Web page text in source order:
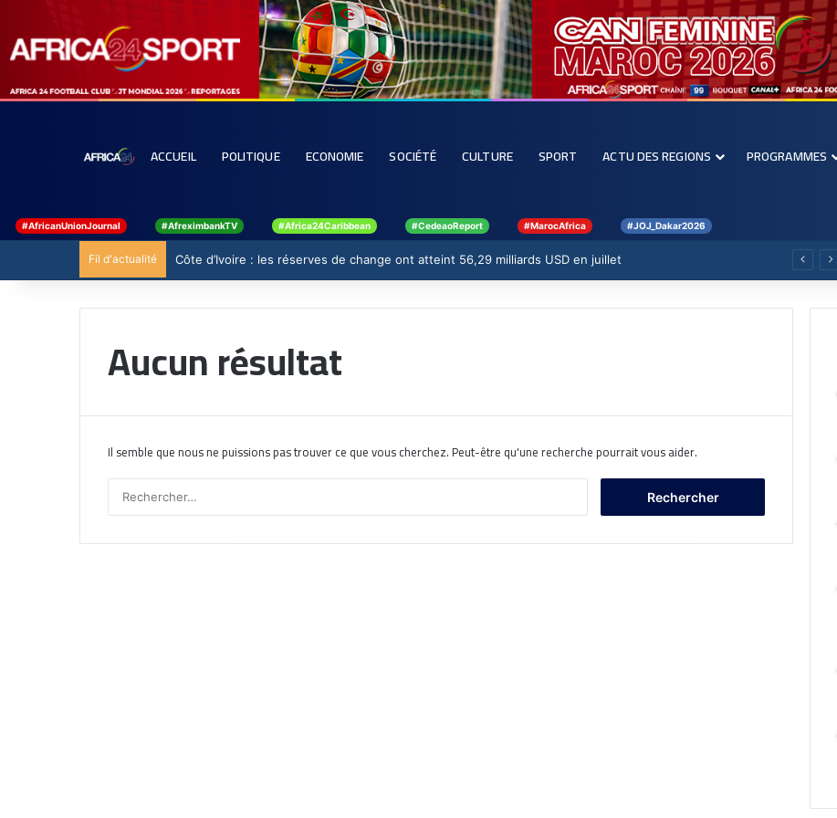
ACCUEIL POLITIQUE ECONOMIE SOCIÉTÉ CULTURE SPORT ACTU DES REGIONS PROGRAMMES
#AfricanUnionJournal #AfreximbankTV #Africa24Caribbean #CedeaoReport #MarocAfrica #JOJ_Dakar2026
Fil d'actualité Côte d’Ivoire : les réserves de change ont atteint 56,29 milliards USD en juillet
Aucun résultat
Il semble que nous ne puissions pas trouver ce que vous cherchez. Peut-être qu'une recherche pourrait vous aider.